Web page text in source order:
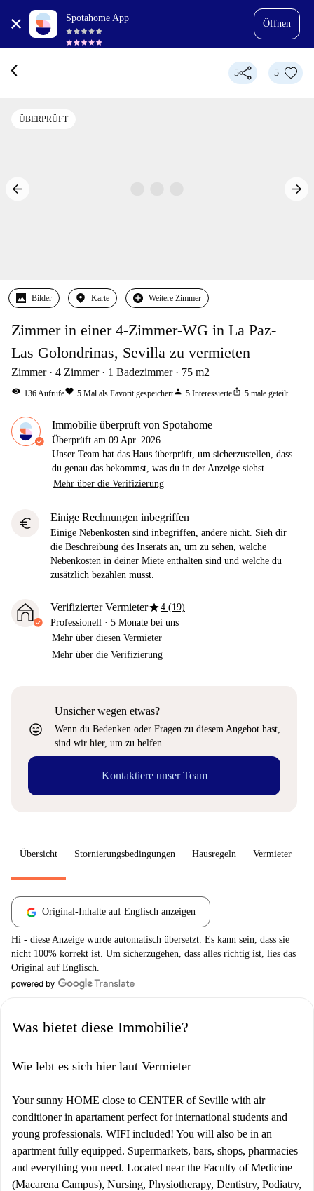
Spotahome App
Öffnen
5 5
ÜBERPRÜFT
Bilder Karte Weitere Zimmer
Zimmer in einer 4-Zimmer-WG in La Paz-
Las Golondrinas, Sevilla zu vermieten
Zimmer 4 Zimmer 1 Badezimmer 75 m2
visibility 136Aufrufefavorite 5 Mal als Favorit gespeichertperson 5 Interessierteios_share 5 male geteilt
Immobilie überprüft von Spotahome
Überprüft am 09 Apr. 2026
Unser Team hat das Haus überprüft, um sicherzustellen, dass
du genau das bekommst, was du in der Anzeige siehst.
Mehr über die Verifizierung
euro Einige Rechnungen inbegriffen
Einige Nebenkosten sind inbegriffen, andere nicht. Sieh dir
die Beschreibung des Inserats an, um zu sehen, welche
Nebenkosten in deiner Miete enthalten sind und welche du
zusätzlich bezahlen musst.
Verifizierter Vermieterstar4 (19)
Professionell · 5 Monate bei uns
Mehr über diesen Vermieter
Mehr über die Verifizierung
sentiment_very_satisfied
Unsicher wegen etwas?
Wenn du Bedenken oder Fragen zu diesem Angebot hast,
sind wir hier, um zu helfen.
Kontaktiere unser Team
Übersicht Stornierungsbedingungen Hausregeln Vermieter
Original-Inhalte auf Englisch anzeigen
Hi - diese Anzeige wurde automatisch übersetzt. Es kann sein, dass sie
nicht 100% korrekt ist. Um sicherzugehen, dass alles richtig ist, lies das
Original auf Englisch.
Was bietet diese Immobilie?
Wie lebt es sich hier laut Vermieter
Your sunny HOME close to CENTER of Seville with air
conditioner in apartament perfect for international students and
young professionals. WIFI included! You will also be in an
apartment fully equipped. Supermarkets, bars, shops, pharmacies
and everything you need. Located near the Faculty of Medicine
(Macarena Campus), Nursing, Physiotherapy, Dentistry, Podiatry,